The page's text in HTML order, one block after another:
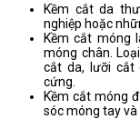
Kềm cắt da
nghiệp hoặc
Kềm cắt móng
móng chân.
cắt da, lưỡi cắt
cứng.
Kềm cắt móng
sóc móng tay và